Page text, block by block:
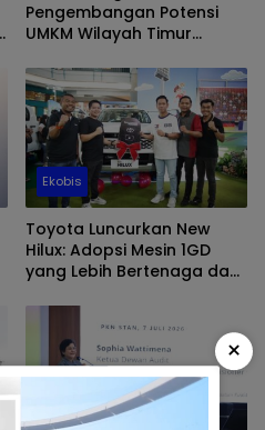
Pengembangan Potensi
UMKM Wilayah Timur
Keuangan
Ekobis
Toyota Luncurkan New
Hilux: Adopsi Mesin 1GD
yang Lebih Bertenaga dan
Adventure
Berita
×